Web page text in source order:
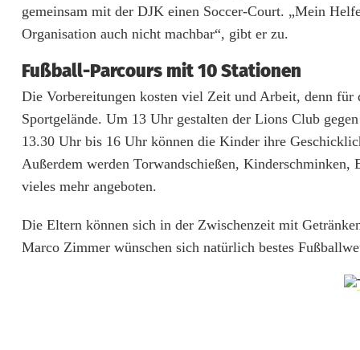
b
e
i
d
e
r
D
J
K
gemeinsam mit der DJK einen Soccer-Court. „Mein
Organisation auch nicht machbar“, gibt er zu.
Fußball-Parcours mit 10 Stationen
Die Vorbereitungen kosten viel Zeit und Arbeit, denn
Sportgelände. Um 13 Uhr gestalten der Lions Club
13.30 Uhr bis 16 Uhr können die Kinder ihre
Außerdem werden Torwandschießen,
vieles mehr angeboten.
Die Eltern können sich in der Zwischenzeit mit
Marco Zimmer wünschen sich natürlich bestes